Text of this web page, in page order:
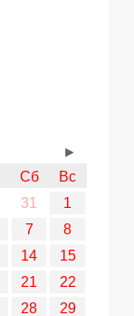
Сб
Вс
31
1
7
8
14
15
21
22
28
29
►